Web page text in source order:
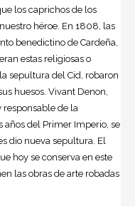
los caprichos de los
héroe. En 1808, las
benedictino de Cardeña,
estas religiosas o
sepultura del Cid, robaron
huesos. Vivant Denon,
responsable de la
años del Primer Imperio, se
dio nueva sepultura. El
hoy se conserva en este
las obras de arte robadas